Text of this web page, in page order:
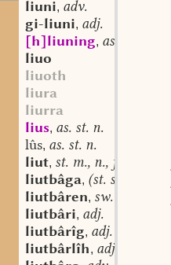
liuni, adv.
gi-liuni, adj.
[h]liuning, as. st. m.
liuo
liuoth
liura
liurra
lius, as. st. n.
lûs, as. st. n.
liut, st. m., n., f.
liutbâga, (st. sw.?) f.
liutbâren, sw. v.
liutbâri, adj.
liutbârîg, adj.
liutbârlîh, adj.